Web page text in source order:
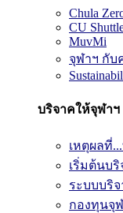
Chula
CU
MuvMi
จุฬาฯ กับ
บริจาคให้จุฬาฯ
เหตุผลที่
เริ่มต้นบริ
ระบบบริ
กองทุนจุ